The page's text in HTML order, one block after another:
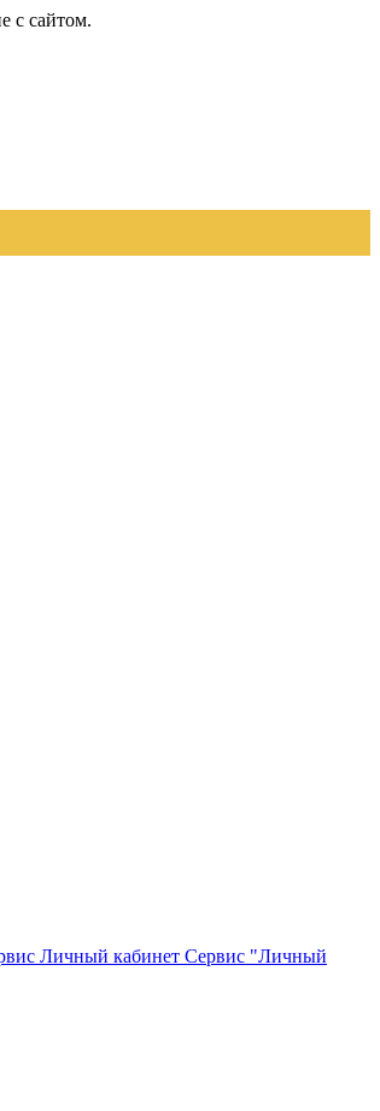
с сайтом.
Сервис "Личный